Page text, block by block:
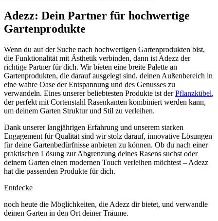
Adezz: Dein Partner für hochwertige
Gartenprodukte
Wenn du auf der Suche nach hochwertigen Gartenprodukten bist,
die Funktionalität mit Ästhetik verbinden, dann ist Adezz der
richtige Partner für dich. Wir bieten eine breite Palette an
Gartenprodukten, die darauf ausgelegt sind, deinen Außenbereich in
eine wahre Oase der Entspannung und des Genusses zu
verwandeln. Eines unserer beliebtesten Produkte ist derPflanzkübel,
der perfekt mit Cortenstahl Rasenkanten kombiniert werden kann,
um deinem Garten Struktur und Stil zu verleihen.
Dank unserer langjährigen Erfahrung und unserem starken
Engagement für Qualität sind wir stolz darauf, innovative Lösungen
für deine Gartenbedürfnisse anbieten zu können. Ob du nach einer
praktischen Lösung zur Abgrenzung deines Rasens suchst oder
deinem Garten einen modernen Touch verleihen möchtest – Adezz
hat die passenden Produkte für dich.
Entdecke
noch heute die Möglichkeiten, die Adezz dir bietet, und verwandle
deinen Garten in den Ort deiner Träume.